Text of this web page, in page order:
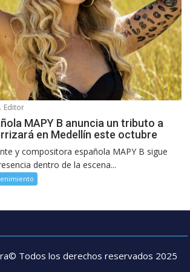
Editor
MAPY B anuncia un tributo a
en Medellín este octubre
y compositora española MAPY B sigue
dentro de la escena...
Todos los derechos reservados 2025